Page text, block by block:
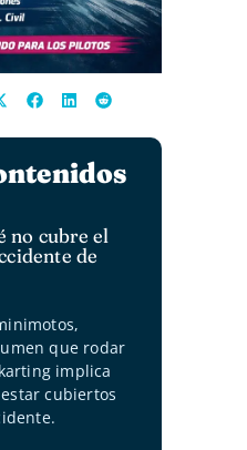
no cubre el
de
que rodar
implica
cubiertos